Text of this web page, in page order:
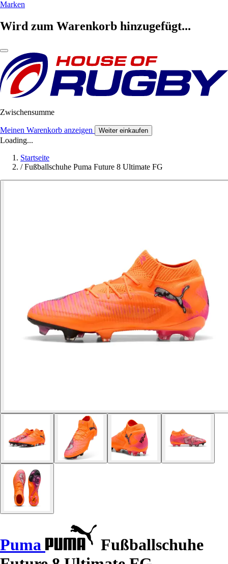
Marken
Wird zum Warenkorb hinzugefügt...
Zwischensumme
Meinen Warenkorb anzeigen Weiter einkaufen
Loading...
Startseite
/ Fußballschuhe Puma Future 8 Ultimate FG
Puma
Fußballschuhe